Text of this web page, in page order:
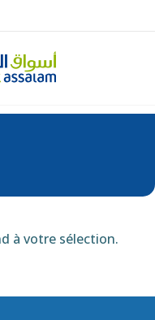
à votre sélection.